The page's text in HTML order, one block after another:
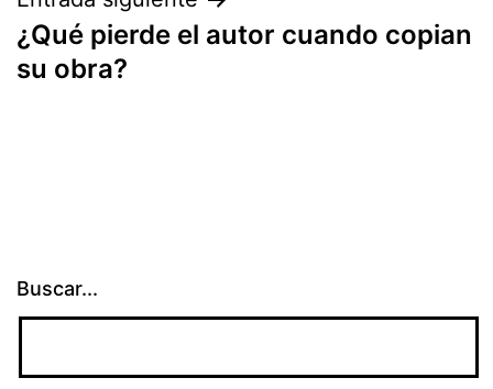
¿Qué pierde el autor cuando copian
su obra?
Buscar...